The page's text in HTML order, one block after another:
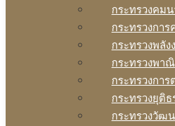
กระทรวงคม
กระทรวงการ
กระทรวงพลัง
กระทรวงพา
กระทรวงการ
กระทรวงยุติธ
กระทรวงวัฒ